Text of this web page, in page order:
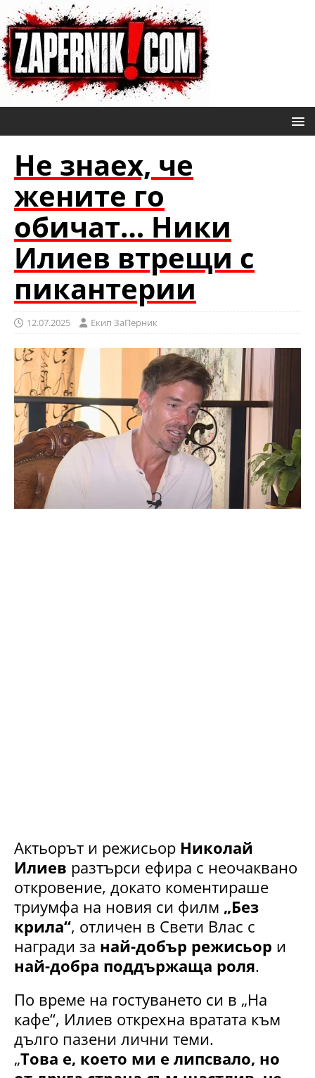
Не знаех, че
жените го
обичат… Ники
Илиев втрещи с
пикантерии
12.07.2025 Eкип ЗаПерник
Актьорът и режисьор Николай
Илиев разтърси ефира с неочаквано
откровение, докато коментираше
триумфа на новия си филм „Без
крила“, отличен в Свети Влас с
награди за най-добър режисьор и
най-добра поддържаща роля.
По време на гостуването си в „На
кафе“, Илиев открехна вратата към
дълго пазени лични теми.
„Това е, което ми е липсвало, но